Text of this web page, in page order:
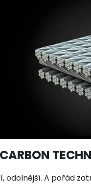
odolnější. A pořád